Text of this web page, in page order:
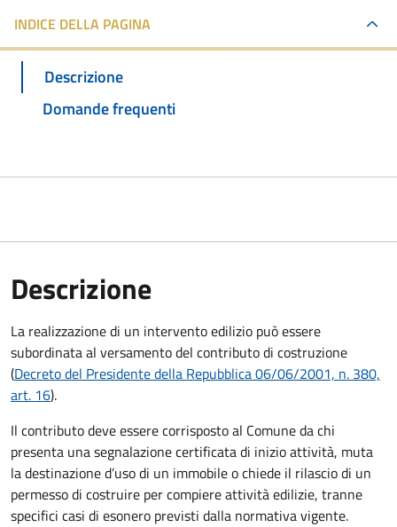
INDICE DELLA PAGINA
Descrizione
Domande frequenti
Descrizione
La realizzazione di un intervento edilizio può essere
subordinata al versamento del contributo di costruzione
(Decreto del Presidente della Repubblica 06/06/2001, n. 380,
art. 16).
Il contributo deve essere corrisposto al Comune da chi
presenta una segnalazione certificata di inizio attività, muta
la destinazione d’uso di un immobile o chiede il rilascio di un
permesso di costruire per compiere attività edilizie, tranne
specifici casi di esonero previsti dalla normativa vigente.